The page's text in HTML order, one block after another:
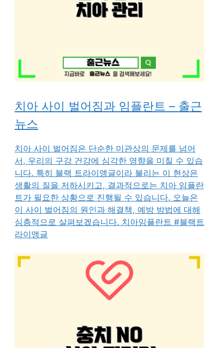
치아 사이 벌어짐과 임플란트 – 출근
뉴스
치아 사이 벌어짐은 단순한 미관상의 문제를 넘어
서, 우리의 구강 건강에 심각한 영향을 미칠 수 있습
니다. 특히 블랙 트라이앵글이라 불리는 이 현상은
생활의 질을 저하시키고, 결과적으로는 치아 임플란
트가 필요한 상황으로 진행될 수 있습니다. 오늘은
이 사이 벌어짐의 원인과 해결책, 예방 방법에 대해
심층적으로 살펴보겠습니다. 치아임플란트 #블랙트
라이앵글